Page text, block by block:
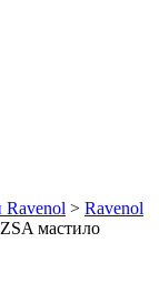
Ravenol > Ravenol
мастило